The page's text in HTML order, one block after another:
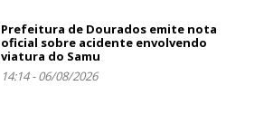
Prefeitura de Dourados emite nota
oficial sobre acidente envolvendo
viatura do Samu
14:14 - 06/08/2026